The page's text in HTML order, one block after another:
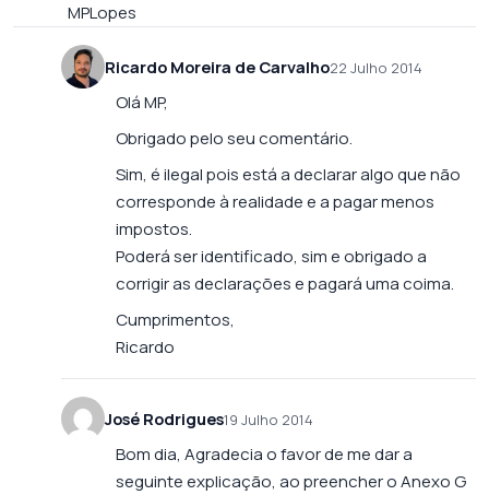
MPLopes
Ricardo Moreira de Carvalho22 Julho 2014
Olá MP,
Obrigado pelo seu comentário.
Sim, é ilegal pois está a declarar algo que não
corresponde à realidade e a pagar menos
impostos.
Poderá ser identificado, sim e obrigado a
corrigir as declarações e pagará uma coima.
Cumprimentos,
Ricardo
José Rodrigues19 Julho 2014
Bom dia, Agradecia o favor de me dar a
seguinte explicação, ao preencher o Anexo G